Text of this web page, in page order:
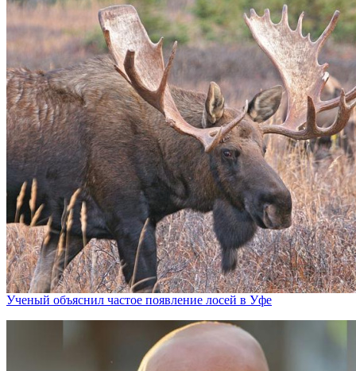
Ученый объяснил частое появление лосей в Уфе